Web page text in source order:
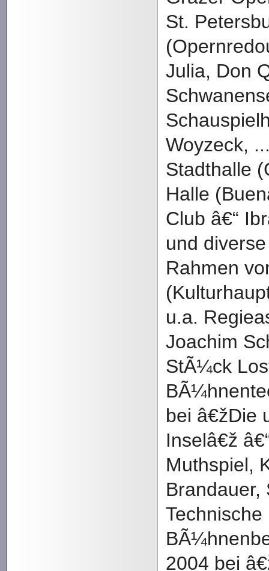
St.
Julia, Don
Woyzeck,
Stadthalle
Halle
Club â€“
und
Rahmen
u.a.
Joachim
StÃ¼ck
bei â€žDie
Inselâ€ž
Muthspiel,
Brandauer,
Technische
2004 bei